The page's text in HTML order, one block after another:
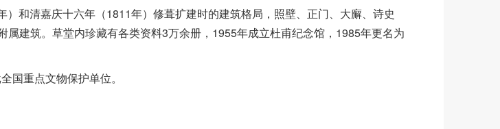
清嘉庆十六年（1811年）修葺扩建时的建筑格局，照壁、正门、大廨、诗史
建筑。草堂内珍藏有各类资料3万余册，1955年成立杜甫纪念馆，1985年更名为
重点文物保护单位。